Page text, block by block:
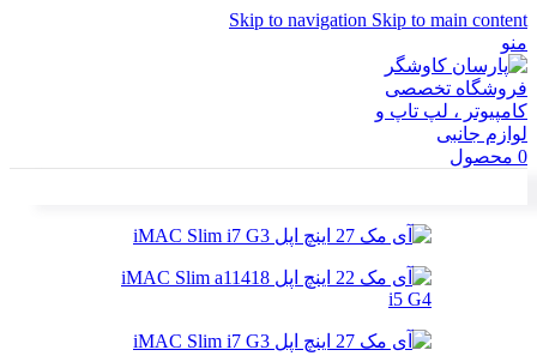
Skip to navigation Skip to main content
منو
0 محصول